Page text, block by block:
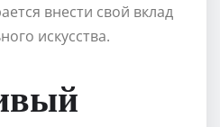
внести свой вклад
искусства.